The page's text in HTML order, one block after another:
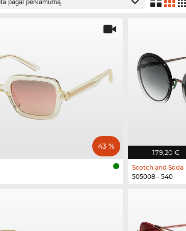
43 %
179,20 €
Scotch and Soda
505008 - 540